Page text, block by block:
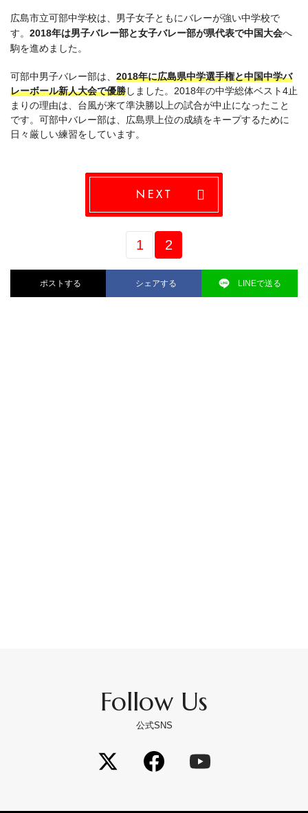
広島市立可部中学校は、男子女子ともにバレーが強い中学校で
す。 2018年は男子バレー部と女子バレー部が県代表で中国大会へ
駒を進めました。
可部中男子バレー部は、 2018年に広島県中学選手権と中国中学バ
レーボール新人大会で優勝しました。2018年の中学総体ベスト4止
まりの理由は、台風が来て準決勝以上の試合が中止になったこと
です。可部中バレー部は、広島県上位の成績をキープするために
日々厳しい練習をしています。
NEXT
1 2
ポストする シェアする LINEで送る
Follow Us
公式SNS